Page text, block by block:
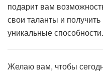
подарит вам
свои таланты и
уникальные способности.
Желаю вам, чтобы